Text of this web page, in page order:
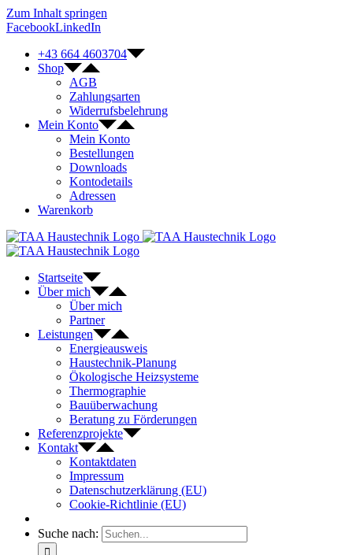
Zum Inhalt springen
FacebookLinkedIn
+43 664 4603704
Shop
AGB
Zahlungsarten
Widerrufsbelehrung
Mein Konto
Mein Konto
Bestellungen
Downloads
Kontodetails
Adressen
Warenkorb
Startseite
Über mich
Über mich
Partner
Leistungen
Energieausweis
Haustechnik-Planung
Ökologische Heizsysteme
Thermographie
Bauüberwachung
Beratung zu Förderungen
Referenzprojekte
Kontakt
Kontaktdaten
Impressum
Datenschutzerklärung (EU)
Cookie-Richtlinie (EU)
Suche nach: